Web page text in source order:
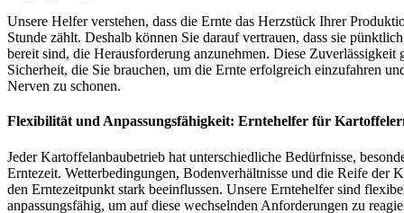
Unsere Helfer verstehen, dass die Ernte das Herzstück Ihrer
Stunde zählt. Deshalb können Sie darauf vertrauen, dass sie
bereit sind, die Herausforderung anzunehmen. Diese Zuverlässigkeit
Sicherheit, die Sie brauchen, um die Ernte erfolgreich einzufahren
Nerven zu schonen.
Flexibilität und Anpassungsfähigkeit: Erntehelfer für
Jeder Kartoffelanbaubetrieb hat unterschiedliche Bedürfnisse,
Erntezeit. Wetterbedingungen, Bodenverhältnisse und die Reife der
den Erntezeitpunkt stark beeinflussen. Unsere Erntehelfer sind
anpassungsfähig, um auf diese wechselnden Anforderungen zu